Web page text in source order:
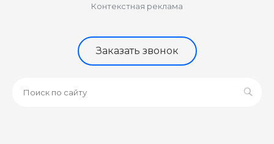
Контекстная реклама
Заказать звонок